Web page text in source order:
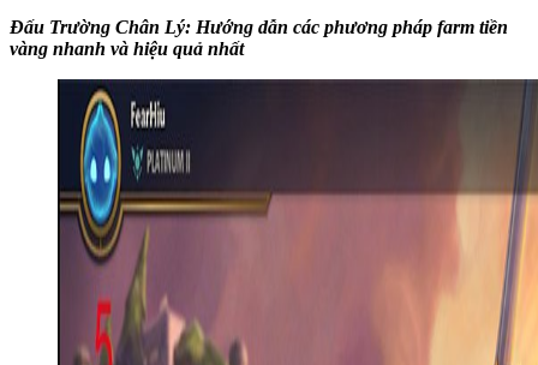
Đấu Trường Chân Lý: Hướng dẫn các phương pháp farm tiền
vàng nhanh và hiệu quả nhất